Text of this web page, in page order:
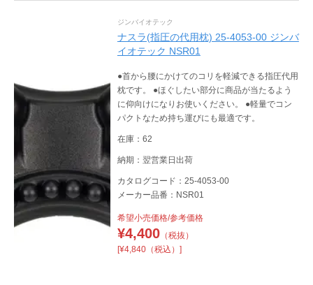
ジンバイオテック
ナスラ(指圧の代用枕) 25-4053-00 ジンバ
イオテック NSR01
●首から腰にかけてのコリを軽減できる指圧代用
枕です。 ●ほぐしたい部分に商品が当たるよう
に仰向けになりお使いください。 ●軽量でコン
パクトなため持ち運びにも最適です。
在庫：62
納期：翌営業日出荷
カタログコード：25-4053-00
メーカー品番：NSR01
希望小売価格/参考価格
¥4,400（税抜）
[¥4,840（税込）]